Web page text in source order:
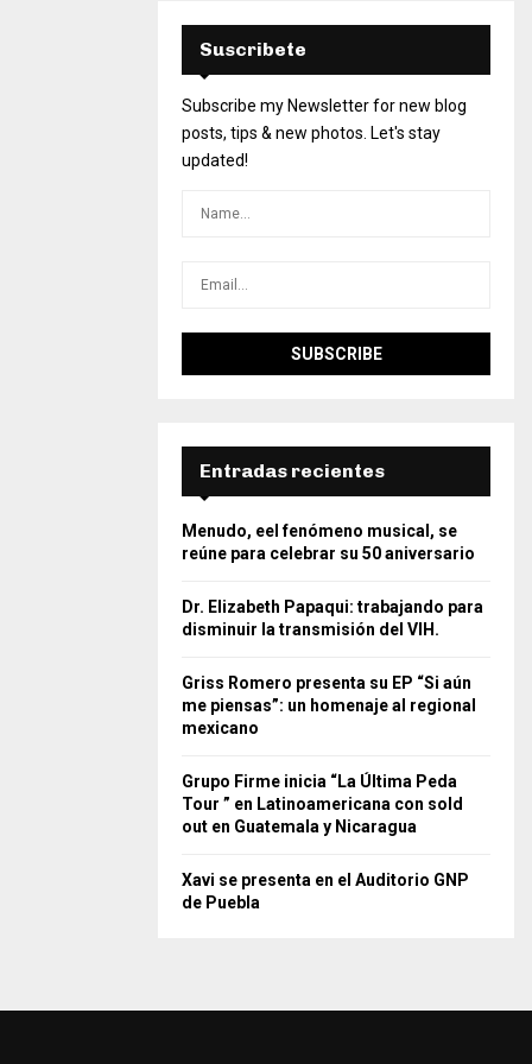
Suscribete
Subscribe my Newsletter for new blog
posts, tips & new photos. Let's stay
updated!
Entradas recientes
Menudo, eel fenómeno musical, se
reúne para celebrar su 50 aniversario
Dr. Elizabeth Papaqui: trabajando para
disminuir la transmisión del VIH.
Griss Romero presenta su EP “Si aún
me piensas”: un homenaje al regional
mexicano
Grupo Firme inicia “La Última Peda
Tour ” en Latinoamericana con sold
out en Guatemala y Nicaragua
Xavi se presenta en el Auditorio GNP
de Puebla